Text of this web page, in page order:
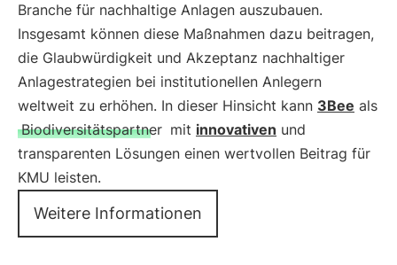
Branche für nachhaltige Anlagen auszubauen.
Insgesamt können diese Maßnahmen dazu beitragen,
die Glaubwürdigkeit und Akzeptanz nachhaltiger
Anlagestrategien bei institutionellen Anlegern
weltweit zu erhöhen. In dieser Hinsicht kann 3Bee als
Biodiversitätspartner mit innovativen und
transparenten Lösungen einen wertvollen Beitrag für
KMU leisten.
Weitere Informationen